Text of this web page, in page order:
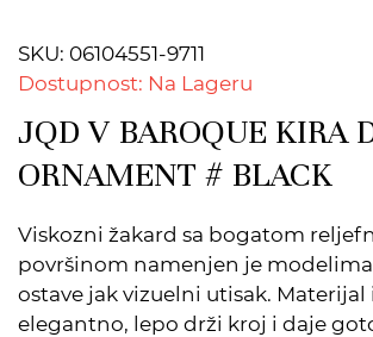
SKU: 06104551-9711
Dostupnost: Na Lageru
JQD V BAROQUE KIRA
ORNAMENT # BLACK
Viskozni žakard sa bogatom
površinom namenjen je
ostave jak vizuelni utisak. Materijal
elegantno, lepo drži kroj i daje